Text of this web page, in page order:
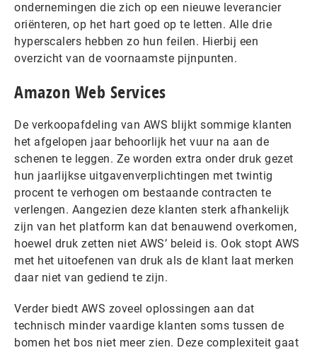
ondernemingen die zich op een nieuwe leverancier
oriënteren, op het hart goed op te letten. Alle drie
hyperscalers hebben zo hun feilen. Hierbij een
overzicht van de voornaamste pijnpunten.
Amazon Web Services
De verkoopafdeling van AWS blijkt sommige klanten
het afgelopen jaar behoorlijk het vuur na aan de
schenen te leggen. Ze worden extra onder druk gezet
hun jaarlijkse uitgavenverplichtingen met twintig
procent te verhogen om bestaande contracten te
verlengen. Aangezien deze klanten sterk afhankelijk
zijn van het platform kan dat benauwend overkomen,
hoewel druk zetten niet AWS’ beleid is. Ook stopt AWS
met het uitoefenen van druk als de klant laat merken
daar niet van gediend te zijn.
Verder biedt AWS zoveel oplossingen aan dat
technisch minder vaardige klanten soms tussen de
bomen het bos niet meer zien. Deze complexiteit gaat